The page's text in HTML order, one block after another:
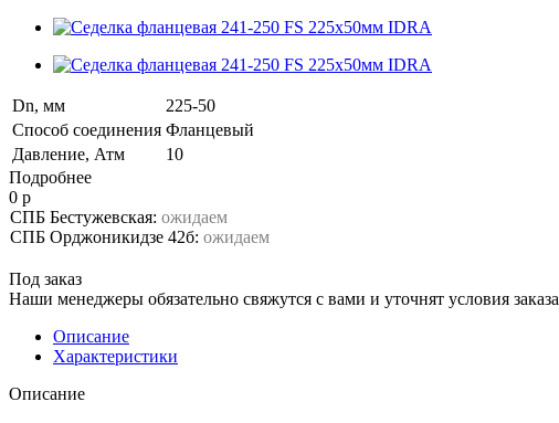
Dn, мм
225-50
Способ соединения Фланцевый
Давление, Атм
10
Подробнее
0 р
СПБ Бестужевская: ожидаем
СПБ Орджоникидзе 42б: ожидаем
Под заказ
Наши менеджеры обязательно свяжутся с вами и уточнят условия заказа
Описание
Характеристики
Описание